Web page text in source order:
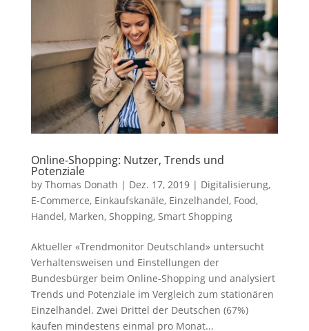
Online-Shopping: Nutzer, Trends und
Potenziale
by Thomas Donath | Dez. 17, 2019| Digitalisierung,
E-Commerce, Einkaufskanäle, Einzelhandel, Food,
Handel, Marken, Shopping, Smart Shopping
Aktueller «Trendmonitor Deutschland» untersucht
Verhaltensweisen und Einstellungen der
Bundesbürger beim Online-Shopping und analysiert
Trends und Potenziale im Vergleich zum stationären
Einzelhandel. Zwei Drittel der Deutschen (67%)
kaufen mindestens einmal pro Monat...